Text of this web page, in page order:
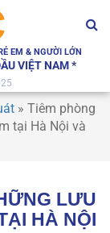
EM & NGƯỜI LỚN
VIỆT NAM *
» Tiêm phòng
tại Hà Nội và
LƯU
HÀ NỘI